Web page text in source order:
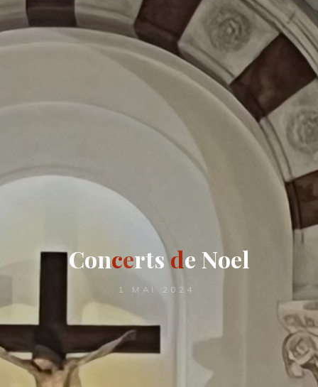
Concerts de Noel
1 MAI 2024